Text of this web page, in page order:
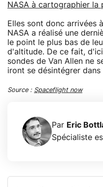
NASA à cartographier la
Elles sont donc arrivées
NASA a réalisé une
le point le plus bas de
d'altitude. De ce fait,
sondes de Van Allen ne
iront se désintégrer dans
Source : Spaceflight now
Par Eric
Spécialiste